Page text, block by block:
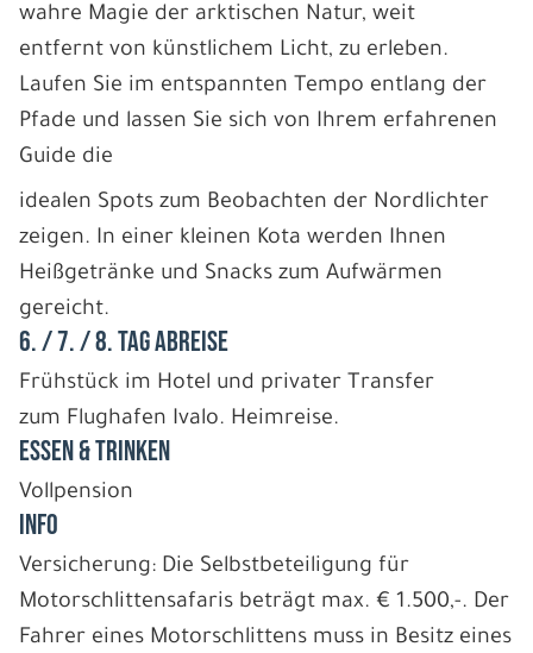
wahre Magie der arktischen Natur, weit
entfernt von künstlichem Licht, zu erleben.
Laufen Sie im entspannten Tempo entlang der
Pfade und lassen Sie sich von Ihrem erfahrenen
Guide die
idealen Spots zum Beobachten der Nordlichter
zeigen. In einer kleinen Kota werden Ihnen
Heißgetränke und Snacks zum Aufwärmen
gereicht.
6. / 7. / 8. TAG ABREISE
Frühstück im Hotel und privater Transfer
zum Flughafen Ivalo. Heimreise.
ESSEN & TRINKEN
Vollpension
INFO
Versicherung: Die Selbstbeteiligung für
Motorschlittensafaris beträgt max. € 1.500,-. Der
Fahrer eines Motorschlittens muss in Besitz eines